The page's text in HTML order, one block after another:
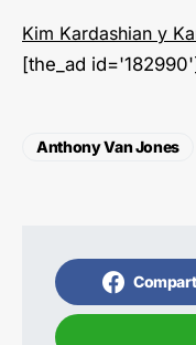
Kim Kardashian y
[the_ad id='182990']
Anthony Van Jones